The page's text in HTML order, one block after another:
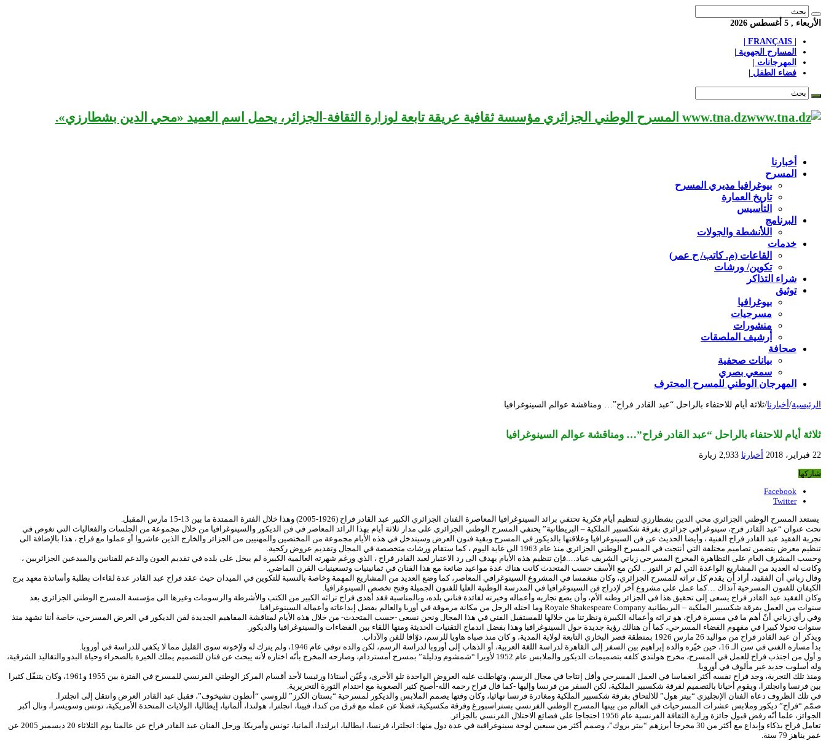
الأربعاء , 5 أغسطس 2026
المسارح الجهوية |
المهرجانات |
فضاء الطفل |
www.tna.dz المسرح الوطني الجزائري مؤسسة ثقافية عريقة تابعة لوزارة الثقافة-الجزائر، يحمل اسم العميد «محي الدين بشطارزي».
أخبارنا
المسرح
بيوغرافيا مديري المسرح
تاريخ العمارة
التأسيس
البرنامج
اللأنشطة والجولات
خدمات
القاعات (م. كاتب/ ح عمر)
تكوين/ ورشات
شراء التذاكر
توثيق
بيوغرافيا
مسرحيات
منشورات
أرشيف الملصقات
صحافة
بيانات صحفية
سمعي بصري
المهرجان الوطني للمسرح المحترف
الرئيسية/ أخبارنا/ثلاثة أيام للاحتفاء بالراحل “عبد القادر فراح”… ومناقشة عوالم السينوغرافيا
ثلاثة أيام للاحتفاء بالراحل “عبد القادر فراح”… ومناقشة عوالم السينوغرافيا
22 فبراير، 2018 أخبارنا 2,933 زيارة
شاركها
Facebook
Twitter
يستعد المسرح الوطني الجزائري محي الدين بشطارزي لتنظيم أيام فكرية تحتفي برائد السينوغرافيا المعاصرة الفنان الجزائري الكبير عبد القادر فراح (1926-2005) وهذا خلال الفترة الممتدة ما بين 13-15 مارس المقبل.
تحت عنوان “عبد القادر فرح، سينوغرافي جزائري بفرقة شكسبير الملكية – البريطانية” يحتفي المسرح الوطني الجزائري على مدار ثلاثة أيام بهذا الرائد المعاصر في فن الديكور والسينوغرافيا من خلال مجموعة من الجلسات والفعاليات التي تغوص في
تجربة الفقيد عبد القادر فراح الفنية ، وأيضا الحديث عن فن السينوغرافيا وعلاقتها بالديكور في المسرح وبقية فنون العرض وسيتدخل في هذه الأيام مجموعة من المختصين والمهنيين من الجزائر والخارج الذين عاشروا أو عملوا مع فراح ، هذا بالإضافة الى
تنظيم معرض يتضمن تصاميم مختلفة التي أنتجت في المسرح الوطني الجزائري منذ عام 1963 الى غاية اليوم ، كما ستقام ورشات متخصصة في المجال وتقديم عروض ركحية.
وحسب المشرف العام على التظاهرة المخرج المسرحي زياني الشريف عياد….فإن تنظيم هذه الأيام يهدف الى رد الاعتبار لعبد القادر فراح ، الذي ورغم شهرته العالمية الكبيرة لم يبخل على بلده في تقديم العون والدعم للفنانين والمبدعين الجزائريين ،
وكانت له العديد من المشاريع الواعدة التي لم تر النور .. لكن مع الأسف حسب المتحدث كانت هناك عدة مواعيد ضائعة مع هذا الفنان في ثمانينيات وتسعينيات القرن الماضي.
وقال زياني أن الفقيد، أراد أن يقدم كل تراثه للمسرح الجزائري، وكان منغمسا في المشروع السينوغرافي المعاصر، كما وضع العديد من المشاريع المهمة وخاصة بالنسبة للتكوين في الميدان حيث عقد فراح عبد القادر عدة لقاءات بطلبة وأساتذة معهد برج
الكيفان للفنون المسرحية آنذاك …كما عمل على مشروع آخر لإدراج فن السينوغرافيا في المدرسة الوطنية العليا للفنون الجميلة وفتح تخصص السينوغرافيا.
وكان الفقيد عبد القادر فراح يسعى إلى تحقيق هذا في الجزائر وطنه الأم، وأن يضع تجاربه وأعماله وخبرته لفائدة فناني بلده، وبالمناسبة فقد أهدى فراح تراثه الكبير من الكتب والأشرطة والرسومات وغيرها الى مؤسسة المسرح الوطني الجزائري بعد
سنوات من العمل بفرقة شكسبير الملكية – البريطانية Royale Shakespeare Company وما احتله الرجل من مكانة مرموقة في أوربا والعالم بفضل إبداعاته وأعماله السينوغرافيا.
وفي رأي زياني أنّ أهم ما في مسيرة فراح، هو تراثه وأعماله الكبيرة ونظرتنا من خلالها للمستقبل الفني في هذا المجال ونحن نسعى -حسب المتحدث- من خلال هذه الأيام لمناقشة المفاهيم الجديدة لفن الديكور في العرض المسرحي، خاصة أننا نشهد منذ
سنوات تحولا كبيرا في مفهوم الفضاء المسرحي، كما أن هنالك رؤية جديدة حول السينوغرافيا وهذا بفضل اندماج التقنيات الحديثة ومنها اللقاء بين الفضاءات والسينوغرافيا والديكور.
ويذكر أن عبد القادر فراح من مواليد 26 مارس 1926 بمنطقة قصر البخاري التابعة لولاية المدية، و كان منذ صباه هاويا للرسم، ذوّاقا للفن والآداب.
بدأ مساره الفني في سن الـ 16، حين خيّره والده إبراهيم بين السفر إلى القاهرة لدراسة اللغة العربية، أو الذهاب إلى أوروبا لدراسة الرسم، لكن والده توفي عام 1946، ولم يترك له ولإخوته سوى القليل مما لا يكفي للدراسة في أوروبا.
و أول من اجتذب فراح للعمل في المسرح، مخرج هولندي كلفه بتصميمات الديكور والملابس عام 1952 لأوبرا “شمشوم ودليلة” بمسرح أمستردام، وصارحه المخرج بأنّه اختاره لأنه يبحث عن فنان للتصميم يملك الخبرة بالصحراء وحياة البدو والتقاليد الشرقية،
وله أسلوب جديد غير مألوف في أوروبا.
ومنذ تلك التجربة، وجد فراح نفسه أكثر انغماسا في العمل المسرحي وأقل إنتاجا في مجال الرسم، وتهاطلت عليه العروض الواحدة تلو الأخرى، وعُيّن أستاذا ورئيسا لأحد أقسام المركز الوطني الفرنسي للمسرح في الفترة بين 1955 و1961، وكان يتنقّل كثيرا
بين فرنسا وانجلترا، ويقوم أحيانا بالتصميم لفرقة شكسبير الملكية، لكن السفر من فرنسا وإليها -كما قال فراح رحمه الله-أصبح كثير الصعوبة مع احتدام الثورة التحريرية.
في تلك الظروف دعاه الفنان الإنجليزي “بيتر هول” للالتحاق بفرقة شكسبير الملكية ومغادرة فرنسا نهائيا، وكان وقتها يصمم الملابس والديكور لمسرحية “بستان الكرز” للروسي “أنطون تشيخوف”، فقبل عبد القادر العرض وانتقل إلى انجلترا.
صمّم “فراح” ديكور وملابس عشرات المسرحيات في العالم من بينها المسرح الوطني الفرنسي بستراسبورغ وفرقة مكسيكية، فضلا عن عمله مع فرق من كندا، فيينا، انجلترا، هولندا، ألمانيا، إيطاليا، الولايات المتحدة الأمريكية، تونس وسويسرا، ونال أكبر
الجوائز، علما أنّه رفض قبول جائزة وزارة الثقافة الفرنسية عام 1956 احتجاجا على فضائع الاحتلال الفرنسي بالجزائر.
تعامل فراح بذكاء وإبداع مع أكثر من 30 مخرجا أبرزهم “بيتر بروك”، وصمم أكثر من سبعين لوحة سينوغرافية في عدة دول منها: انجلترا، فرنسا، ايطاليا، ايرلندا، ألمانيا، تونس وأمريكا. ورحل الفنان عبد القادر فراح عن عالمنا يوم الثلاثاء 20 ديسمبر 2005 عن
عمر يناهز 79 سنة.